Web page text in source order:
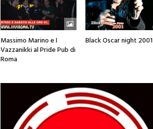
Massimo Marino e I
Vazzanikki al Pride Pub di
Roma
Black Oscar night 2001